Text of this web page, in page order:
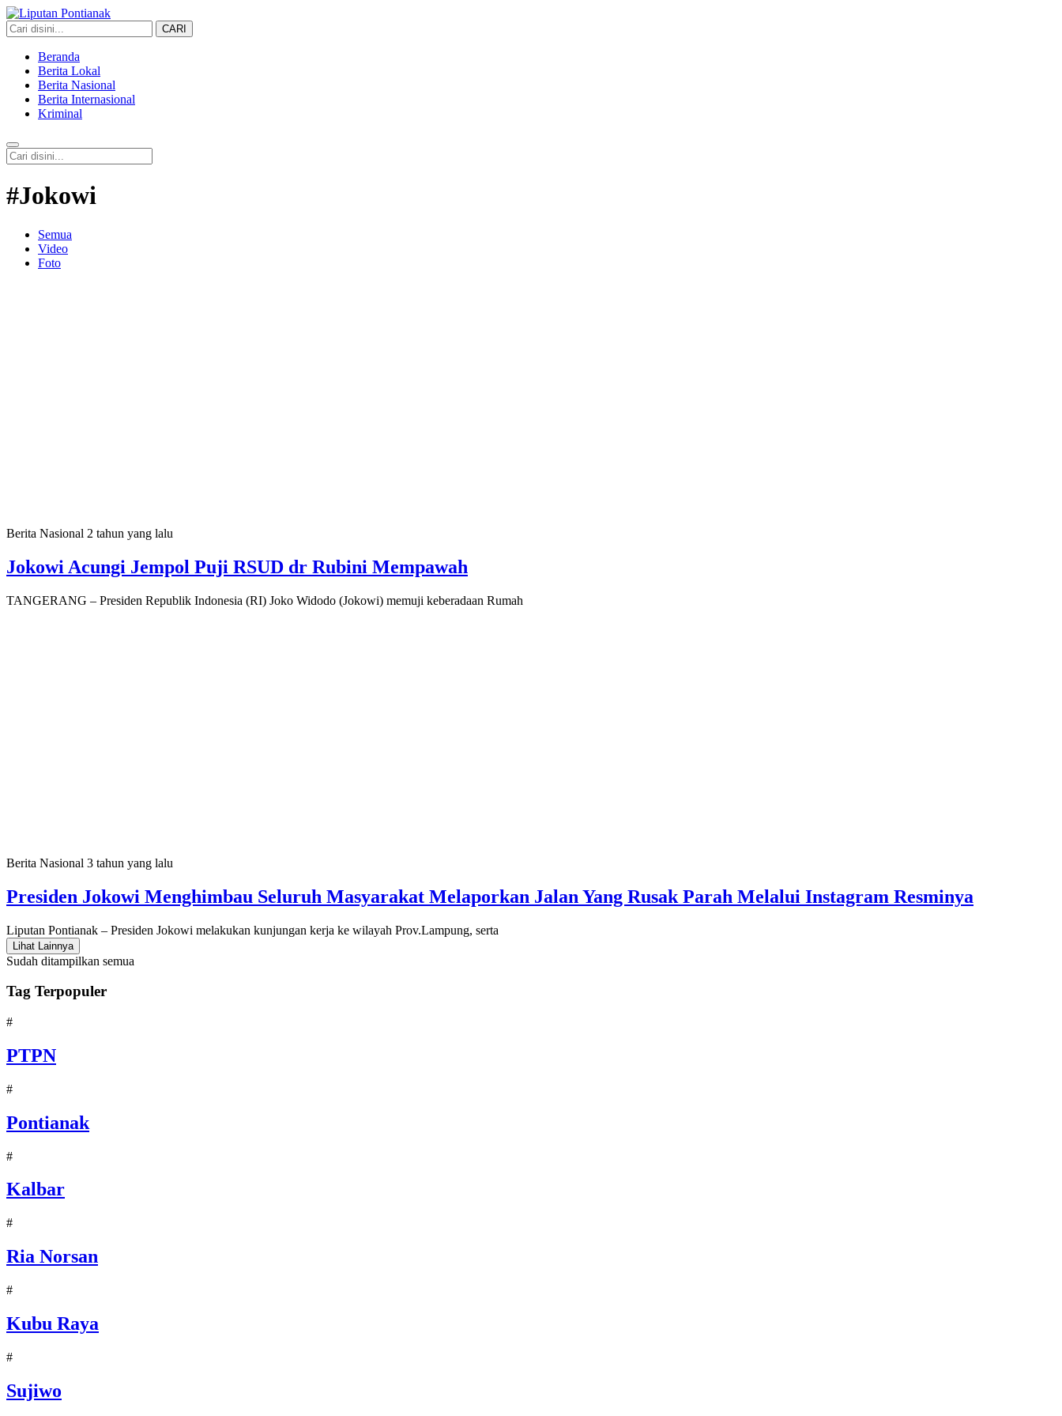
Liputan Pontianak
Berita Terkini dan TerUpdate
CARI
Beranda
Berita Lokal
Berita Nasional
Berita Internasional
Kriminal
#Jokowi
Semua
Video
Foto
Berita Nasional 2 tahun yang lalu
Jokowi Acungi Jempol Puji RSUD dr Rubini Mempawah
TANGERANG – Presiden Republik Indonesia (RI) Joko Widodo (Jokowi) memuji keberadaan Rumah
Berita Nasional 3 tahun yang lalu
Presiden Jokowi Menghimbau Seluruh Masyarakat Melaporkan Jalan Yang Rusak Parah Melalui Instagram Resminya
Liputan Pontianak – Presiden Jokowi melakukan kunjungan kerja ke wilayah Prov.Lampung, serta
Lihat Lainnya
Sudah ditampilkan semua
Tag Terpopuler
#
PTPN
#
Pontianak
#
Kalbar
#
Ria Norsan
#
Kubu Raya
#
Sujiwo